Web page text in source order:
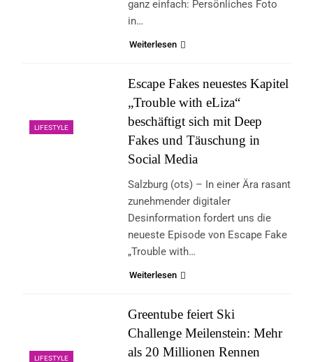
ganz einfach: Persönliches Foto
in…
Weiterlesen
LIFESTYLE
Escape Fakes neuestes Kapitel
„Trouble with eLiza“
beschäftigt sich mit Deep
Fakes und Täuschung in
Social Media
Salzburg (ots) – In einer Ära rasant
zunehmender digitaler
Desinformation fordert uns die
neueste Episode von Escape Fake
„Trouble with…
Weiterlesen
LIFESTYLE
Greentube feiert Ski
Challenge Meilenstein: Mehr
als 20 Millionen Rennen